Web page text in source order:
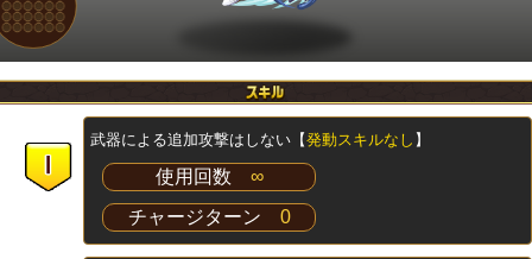
武器による追加攻撃はしない【発動スキルなし 】
使用回数 ∞
チャージターン 0